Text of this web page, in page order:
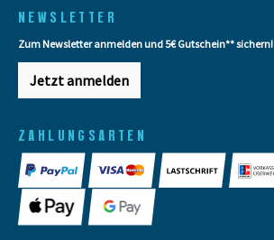
NEWSLETTER
Zum Newsletter anmelden und 5€ Gutschein** sichern!
Jetzt anmelden
ZAHLUNGSARTEN